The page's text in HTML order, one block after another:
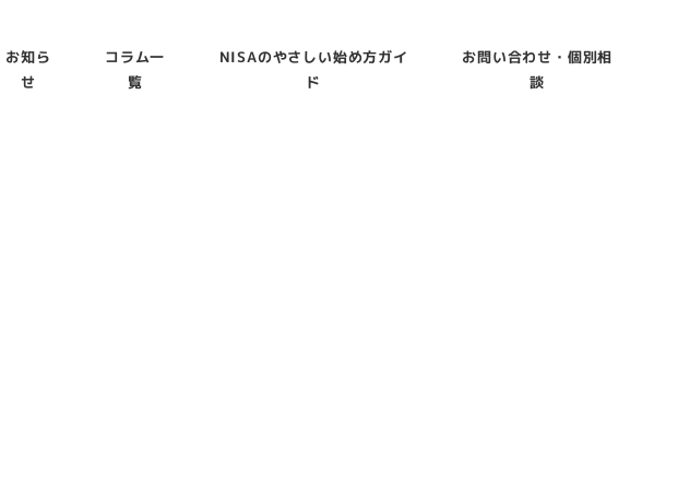
お知ら
せ
コラム一
覧
NISAのやさしい始め方ガイ
ド
お問い合わせ・個別相
談